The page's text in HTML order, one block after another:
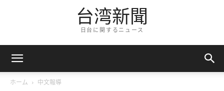
台湾新聞
日台に関するニュース
ホーム 中文報導